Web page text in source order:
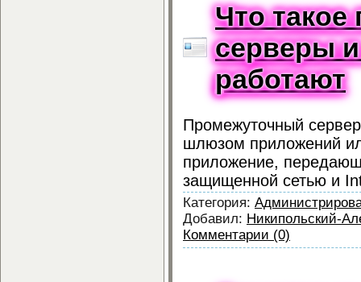
Что
серверы
работают
Промежуточный
шлюзом приложений
приложение,
защищенной сетью и
Категория:
Добавил: Никипольский-
Комментарии (0)